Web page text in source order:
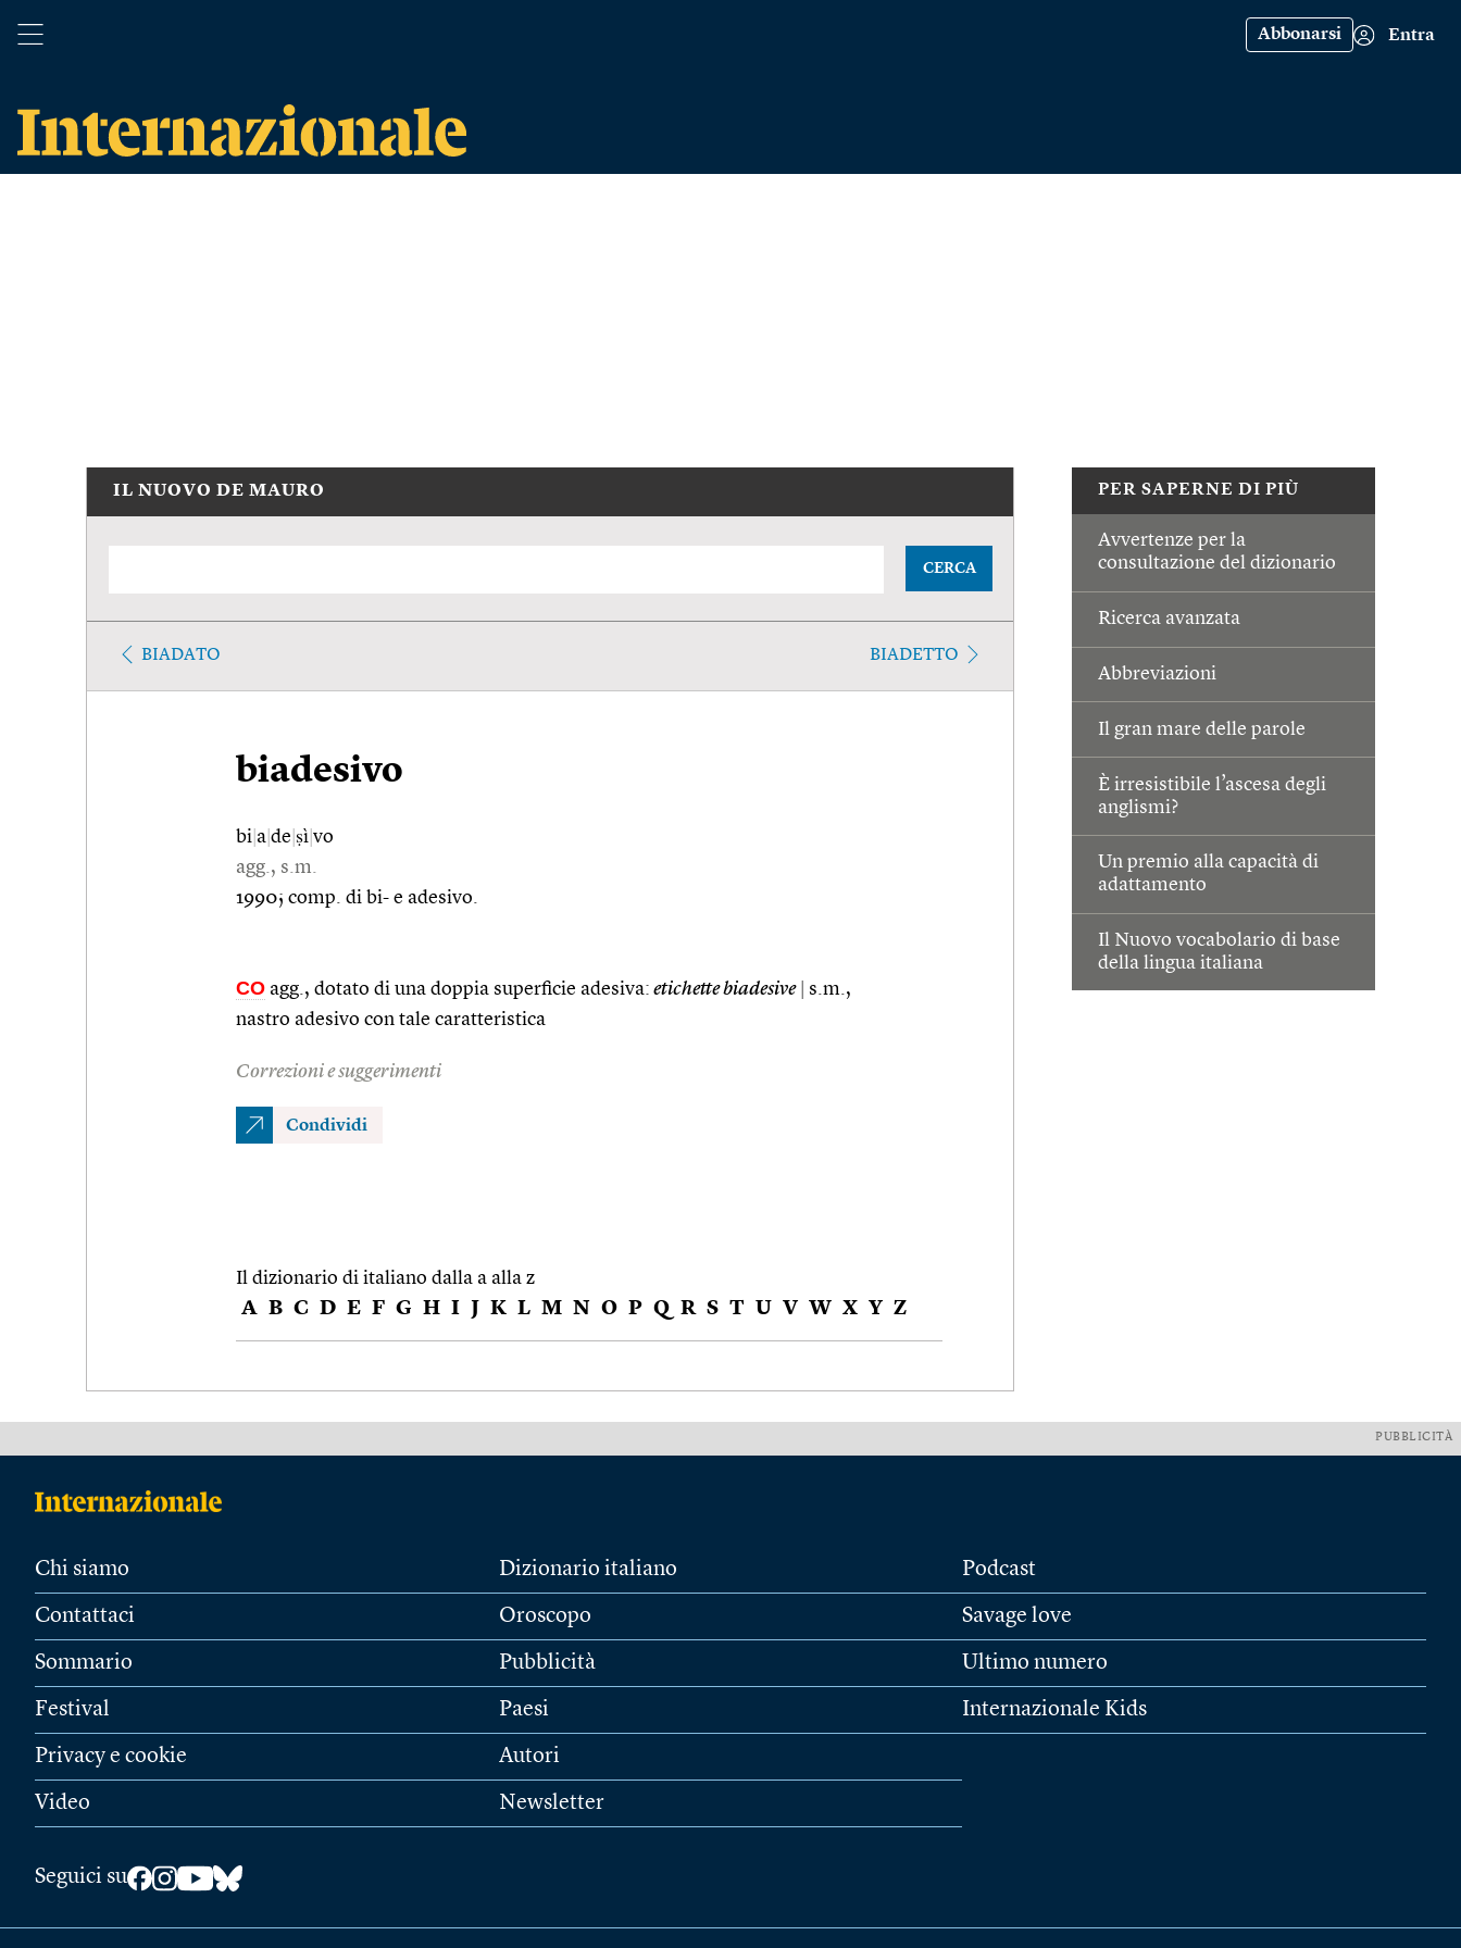
Abbonarsi Entra
PER SAPERNE DI PIÙ
Avvertenze per la
consultazione del dizionario
Ricerca avanzata
Abbreviazioni
Il gran mare delle parole
È irresistibile l’ascesa degli
anglismi?
Un premio alla capacità di
adattamento
Il Nuovo vocabolario di base
della lingua italiana
IL NUOVO DE MAURO
CERCA
BIADATO BIADETTO
biadesivo
bi a de ṣì vo
agg., s.m.
1990; comp. di bi- e adesivo.
CO agg., dotato di una doppia superficie adesiva: etichette biadesive
s.m.,
nastro adesivo con tale caratteristica
Correzioni e suggerimenti
Condividi
Il dizionario di italiano dalla a alla z
A B C D E F G H I J K L M N O P Q R S T U V W X Y Z
PUBBLICITÀ
Chi siamo
Contattaci
Sommario
Festival
Privacy e cookie
Video
Dizionario italiano
Oroscopo
Pubblicità
Paesi
Autori
Newsletter
Podcast
Savage love
Ultimo numero
Internazionale Kids
Seguici su